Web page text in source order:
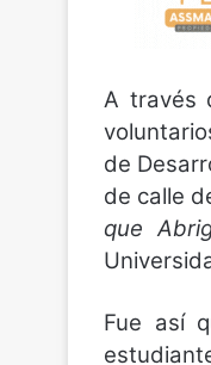
A través
de
de calle
que
Fue así